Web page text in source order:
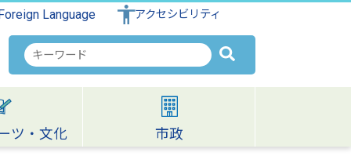
Language アクセシビリティ
検
索
キ
ワ
ー
ツ・文化 市政